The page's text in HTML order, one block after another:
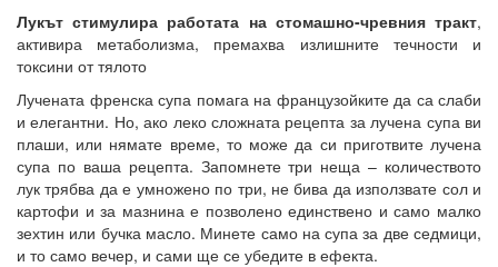
Лукът стимулира работата на стомашно-чревния тракт,
активира метаболизма, премахва излишните течности и
токсини от тялото
Лучената френска супа помага на французойките да са слаби
и елегантни. Но, ако леко сложната рецепта за лучена супа ви
плаши, или нямате време, то може да си приготвите лучена
супа по ваша рецепта. Запомнете три неща – количеството
лук трябва да е умножено по три, не бива да използвате сол и
картофи и за мазнина е позволено единствено и само малко
зехтин или бучка масло. Минете само на супа за две седмици,
и то само вечер, и сами ще се убедите в ефекта.